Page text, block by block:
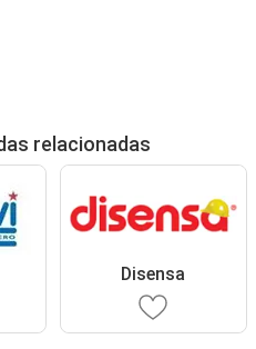
relacionadas
Disensa